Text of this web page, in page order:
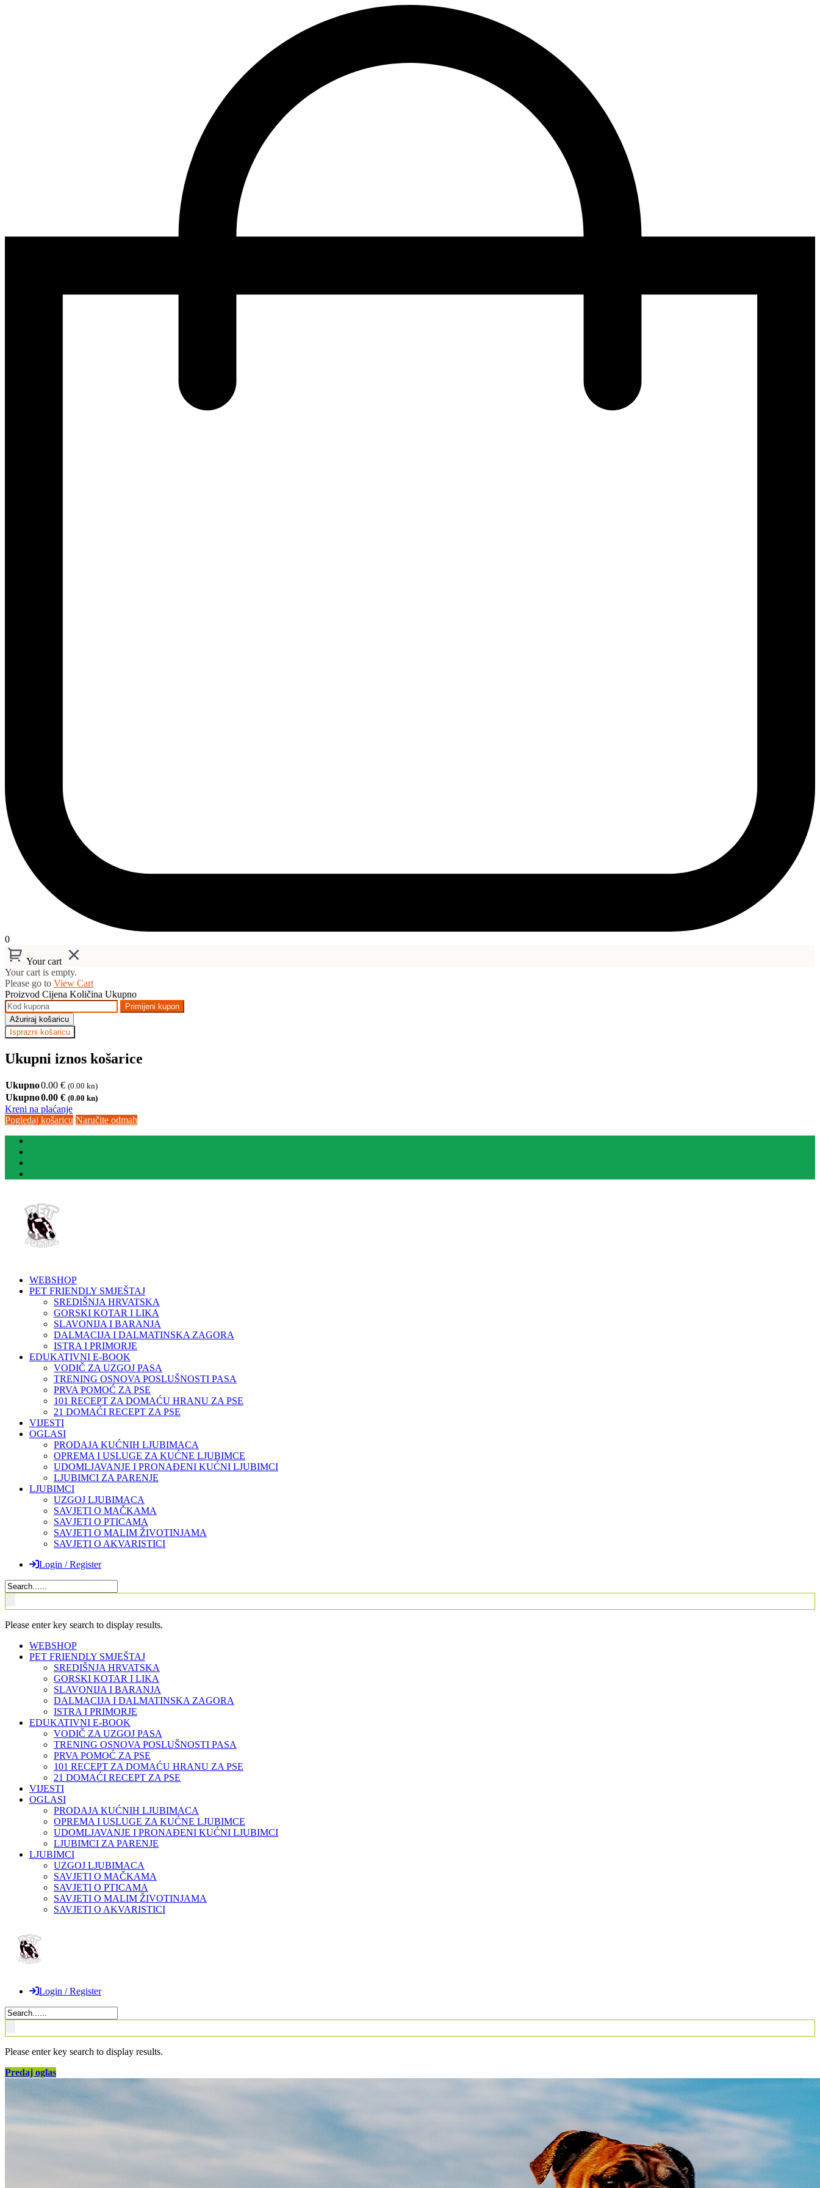
0
Your cart
Your cart is empty.
Please go to View Cart
Proizvod Cijena Količina Ukupno
Primijeni kupon
Ažuriraj košaricu
Isprazni košaricu
Ukupni iznos košarice
Ukupno0.00 € (0.00 kn)
Ukupno0.00 € (0.00 kn)
Kreni na plaćanje
Pogledaj košaricu Naručite odmah
WEBSHOP
PET FRIENDLY SMJEŠTAJ
SREDIŠNJA HRVATSKA
GORSKI KOTAR I LIKA
SLAVONIJA I BARANJA
DALMACIJA I DALMATINSKA ZAGORA
ISTRA I PRIMORJE
EDUKATIVNI E-BOOK
VODIČ ZA UZGOJ PASA
TRENING OSNOVA POSLUŠNOSTI PASA
PRVA POMOĆ ZA PSE
101 RECEPT ZA DOMAĆU HRANU ZA PSE
21 DOMAĆI RECEPT ZA PSE
VIJESTI
OGLASI
PRODAJA KUĆNIH LJUBIMACA
OPREMA I USLUGE ZA KUĆNE LJUBIMCE
UDOMLJAVANJE I PRONAĐENI KUĆNI LJUBIMCI
LJUBIMCI ZA PARENJE
LJUBIMCI
UZGOJ LJUBIMACA
SAVJETI O MAČKAMA
SAVJETI O PTICAMA
SAVJETI O MALIM ŽIVOTINJAMA
SAVJETI O AKVARISTICI
Login / Register
Please enter key search to display results.
WEBSHOP
PET FRIENDLY SMJEŠTAJ
SREDIŠNJA HRVATSKA
GORSKI KOTAR I LIKA
SLAVONIJA I BARANJA
DALMACIJA I DALMATINSKA ZAGORA
ISTRA I PRIMORJE
EDUKATIVNI E-BOOK
VODIČ ZA UZGOJ PASA
TRENING OSNOVA POSLUŠNOSTI PASA
PRVA POMOĆ ZA PSE
101 RECEPT ZA DOMAĆU HRANU ZA PSE
21 DOMAĆI RECEPT ZA PSE
VIJESTI
OGLASI
PRODAJA KUĆNIH LJUBIMACA
OPREMA I USLUGE ZA KUĆNE LJUBIMCE
UDOMLJAVANJE I PRONAĐENI KUĆNI LJUBIMCI
LJUBIMCI ZA PARENJE
LJUBIMCI
UZGOJ LJUBIMACA
SAVJETI O MAČKAMA
SAVJETI O PTICAMA
SAVJETI O MALIM ŽIVOTINJAMA
SAVJETI O AKVARISTICI
Login / Register
Please enter key search to display results.
Predaj oglas